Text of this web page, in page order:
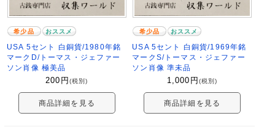
希少品 おススメ
USA 5セント 白銅貨/1980年銘
マークD/トーマス・ジェファー
ソン肖像 極美品
200 円 (税別)
商品詳細を見る
希少品 おススメ
USA 5セント 白銅貨/1969年銘
マークS/トーマス・ジェファー
ソン肖像 準未品
1,000 円 (税別)
商品詳細を見る